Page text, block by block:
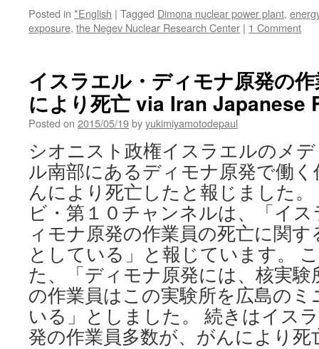
Posted in *English | Tagged Dimona nuclear power plant,
exposure, the Negev Nuclear Research Center | 1 Comment
イスラエル・ディモナ原発の
により死亡 via Iran Japanese
Posted on 2015/05/19byyukimiyamotodepaul
シオニスト政権イスラエルのメ
ル南部にあるディモナ原発で働
んにより死亡したと報じました
ビ・第１０チャンネルは、「イ
ィモナ原発の作業員の死亡に関
としている」と報じています。
た、「ディモナ原発には、核実
の作業員はこの実験所を広島の
いる」としました。 続きはイス
発の作業員多数が、がんにより死